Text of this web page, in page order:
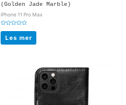
(Golden Jade Marble)
iPhone 11 Pro Max
Vurdert
av
5
Les mer